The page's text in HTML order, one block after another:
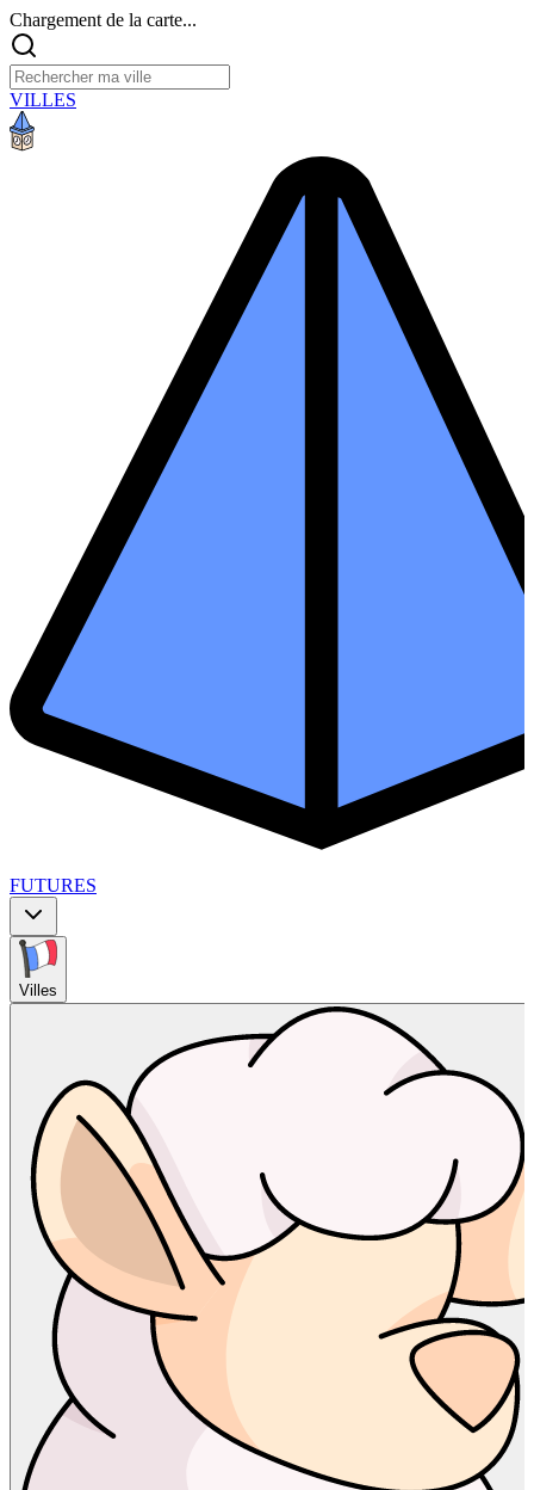
Chargement de la carte...
VILLES
FUTURES
Villes